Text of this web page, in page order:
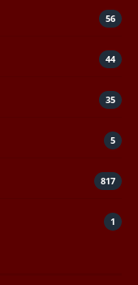
56
44
35
5
817
1